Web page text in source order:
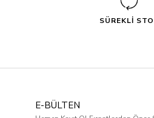
SÜREKLİ
E-BÜLTEN